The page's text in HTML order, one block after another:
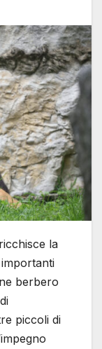
la
berbero
piccoli di